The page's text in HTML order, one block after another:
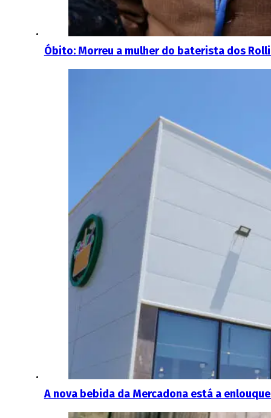
Óbito: Morreu a mulher do baterista dos
A nova bebida da Mercadona está a